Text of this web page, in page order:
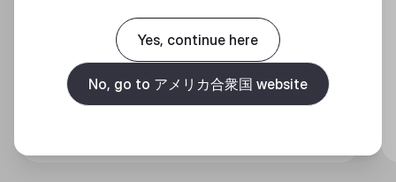
360 DEGREES OF COOL​
Yes, continue here
No, go to アメリカ合衆国 website